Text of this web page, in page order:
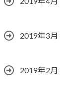
2019年3月
2019年2月